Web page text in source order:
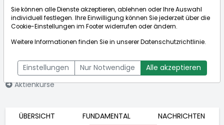
INC.
[WKN: 861920 | ISIN:
JP3429800000]
Aktienkurse
Bid:17,100€Ask:17,500€
ÜBERSICHT FUNDAMENTAL
NACHRICHTEN
Sie können alle Dienste akzeptieren, ablehnen oder Ihre Auswahl
individuell festlegen. Ihre Einwilligung können Sie jederzeit über die
Cookie-Einstellungen im Footer widerrufen oder ändern.
Weitere Informationen finden Sie in unsererDatenschutzrichtlinie.
Einstellungen Nur Notwendige Alle akzeptieren